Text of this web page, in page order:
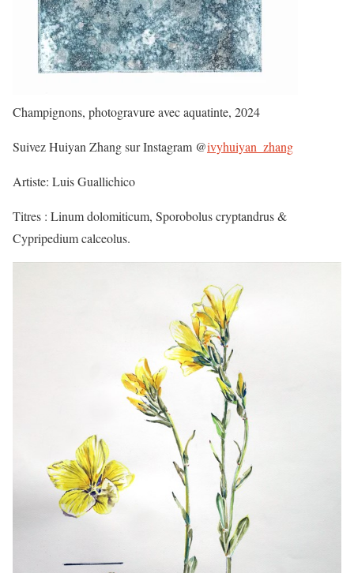
Champignons, photogravure avec aquatinte, 2024
Suivez Huiyan Zhang sur Instagram @ivyhuiyan_zhang
Artiste: Luis Guallichico
Titres : Linum dolomiticum, Sporobolus cryptandrus &
Cypripedium calceolus.